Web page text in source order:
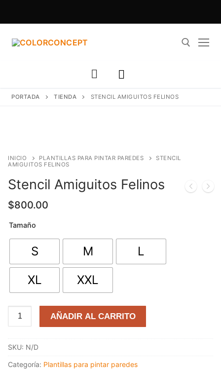
PORTADA TIENDA STENCIL AMIGUITOS FELINOS
INICIO PLANTILLAS PARA PINTAR PAREDES
STENCIL
AMIGUITOS FELINOS
Stencil Amiguitos Felinos
$800.00
Tamaño
S M
L
XL
XXL
Stencil
cantidad
AÑADIR AL CARRITO
SKU: N/D
Categoría: Plantillas para pintar paredes